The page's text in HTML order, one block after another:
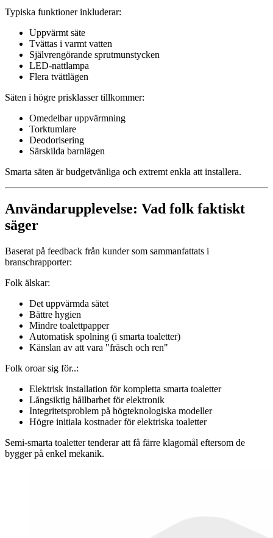
Typiska funktioner inkluderar:
Uppvärmt säte
Tvättas i varmt vatten
Självrengörande sprutmunstycken
LED-nattlampa
Flera tvättlägen
Säten i högre prisklasser tillkommer:
Omedelbar uppvärmning
Torktumlare
Deodorisering
Särskilda barnlägen
Smarta säten är budgetvänliga och extremt enkla att installera.
Användarupplevelse: Vad folk faktiskt
säger
Baserat på feedback från kunder som sammanfattats i
branschrapporter:
Folk älskar:
Det uppvärmda sätet
Bättre hygien
Mindre toalettpapper
Automatisk spolning (i smarta toaletter)
Känslan av att vara "fräsch och ren"
Folk oroar sig för..:
Elektrisk installation för kompletta smarta toaletter
Långsiktig hållbarhet för elektronik
Integritetsproblem på högteknologiska modeller
Högre initiala kostnader för elektriska toaletter
Semi-smarta toaletter tenderar att få färre klagomål eftersom de
bygger på enkel mekanik.